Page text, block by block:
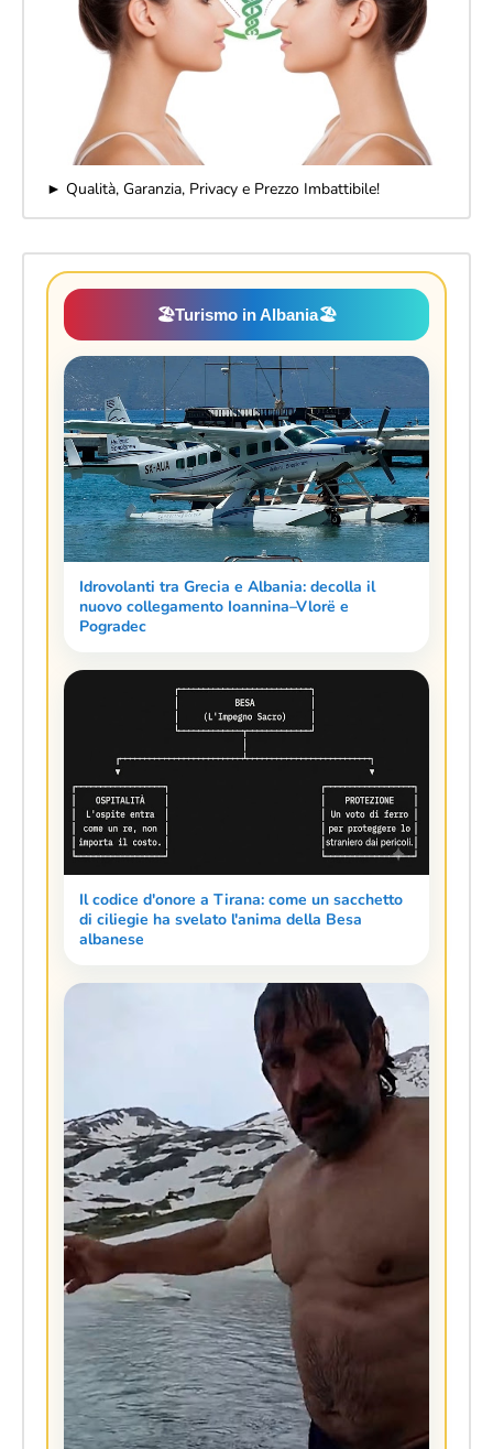
► Qualità, Garanzia, Privacy e Prezzo Imbattibile!
🏖️Turismo in Albania🏖️
Idrovolanti tra Grecia e Albania: decolla il
nuovo collegamento Ioannina–Vlorë e
Pogradec
Il codice d'onore a Tirana: come un sacchetto
di ciliegie ha svelato l'anima della Besa
albanese